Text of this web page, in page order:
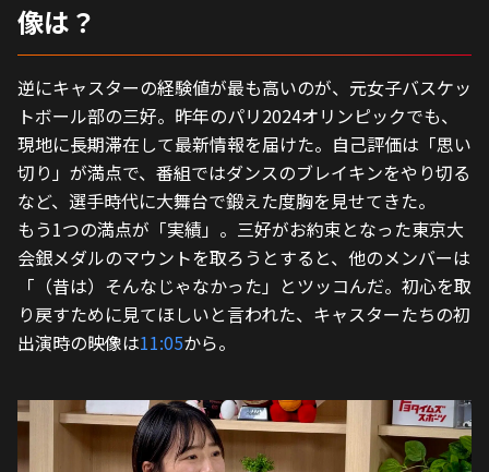
像は？
逆にキャスターの経験値が最も高いのが、元女子バスケッ
トボール部の三好。昨年のパリ2024オリンピックでも、
現地に長期滞在して最新情報を届けた。自己評価は「思い
切り」が満点で、番組ではダンスのブレイキンをやり切る
など、選手時代に大舞台で鍛えた度胸を見せてきた。
もう1つの満点が「実績」。三好がお約束となった東京大
会銀メダルのマウントを取ろうとすると、他のメンバーは
「（昔は）そんなじゃなかった」とツッコんだ。初心を取
り戻すために見てほしいと言われた、キャスターたちの初
出演時の映像は11:05から。